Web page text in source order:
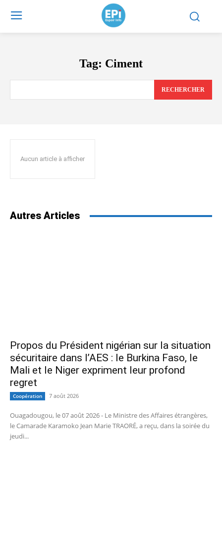
Tag: Ciment
RECHERCHER
Aucun article à afficher
Autres Articles
Propos du Président nigérian sur la situation
sécuritaire dans l’AES : le Burkina Faso, le
Mali et le Niger expriment leur profond
regret
Coopération 7 août 2026
Ouagadougou, le 07 août 2026 - Le Ministre des Affaires étrangères,
le Camarade Karamoko Jean Marie TRAORÉ, a reçu, dans la soirée du
jeudi...